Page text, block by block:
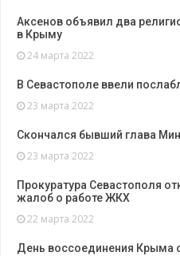
Аксенов объявил два
в Крыму
24 марта 2022
В Севастополе ввели
23 марта 2022
Скончался бывший глава
23 марта 2022
Прокуратура Севастополя
жалоб о работе ЖКХ
22 марта 2022
День воссоединения Крыма